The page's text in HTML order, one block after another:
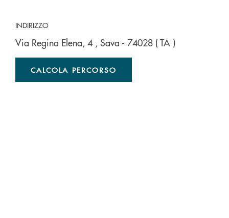
INDIRIZZO
Via Regina Elena, 4 , Sava - 74028 ( TA )
CALCOLA PERCORSO